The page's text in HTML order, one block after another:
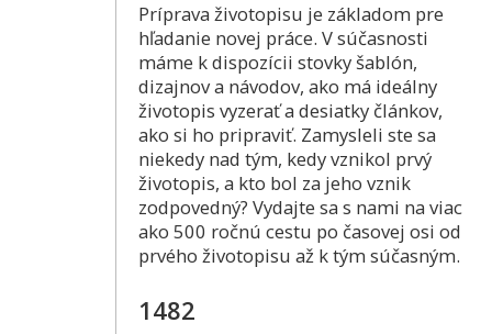
Príprava životopisu je základom pre
hľadanie novej práce. V súčasnosti
máme k dispozícii stovky šablón,
dizajnov a návodov, ako má ideálny
životopis vyzerať a desiatky článkov,
ako si ho pripraviť. Zamysleli ste sa
niekedy nad tým, kedy vznikol prvý
životopis, a kto bol za jeho vznik
zodpovedný? Vydajte sa s nami na viac
ako 500 ročnú cestu po časovej osi od
prvého životopisu až k tým súčasným.
1482